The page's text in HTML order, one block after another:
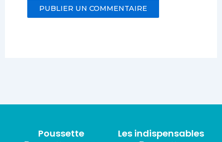
Les indispensables
Poussette